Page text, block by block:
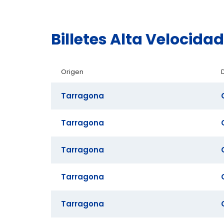
Billetes Alta
Origen
Tarragona
Tarragona
Tarragona
Tarragona
Tarragona